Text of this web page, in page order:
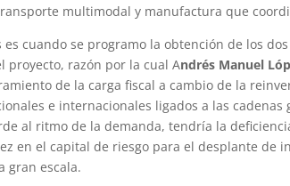
multimodal y manufactura que
es cuando se programo la obtención de los
proyecto, razón por la cual Andrés Manuel
de la carga fiscal a cambio de la
e internacionales ligados a las
al ritmo de la demanda, tendría la
en el capital de riesgo para el desplante de
gran escala.